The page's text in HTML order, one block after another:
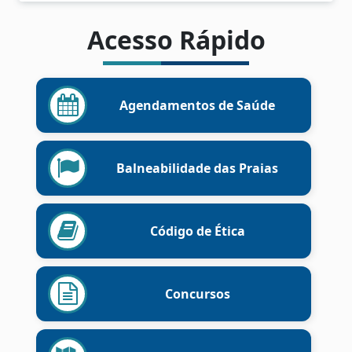
Acesso Rápido
Agendamentos de Saúde
Balneabilidade das Praias
Código de Ética
Concursos